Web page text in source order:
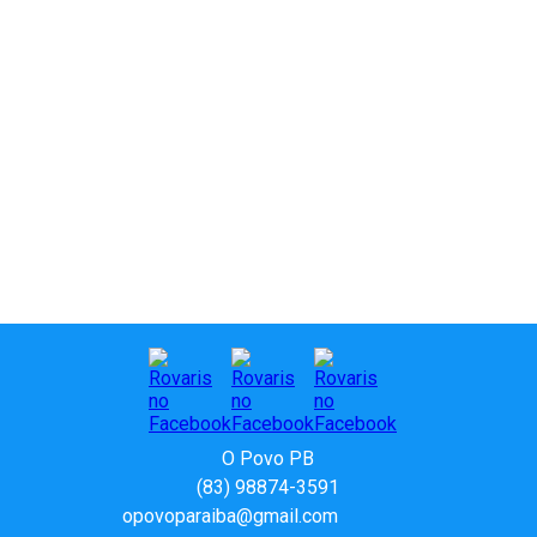
O Povo PB
(83) 98874-3591
opovoparaiba@gmail.com